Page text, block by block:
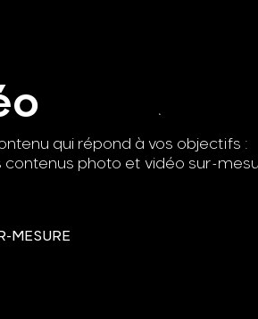
qui répond à vos objectifs :
contenus photo et vidéo sur-
MESURE